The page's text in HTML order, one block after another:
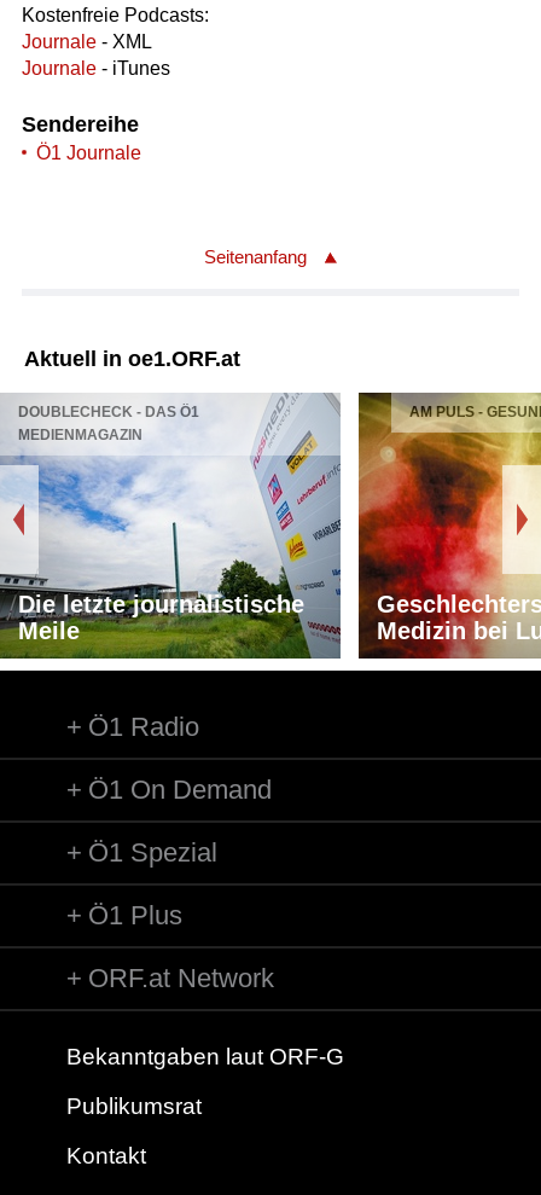
Kostenfreie Podcasts:
Journale- XML
Journale- iTunes
Sendereihe
Ö1 Journale
Seitenanfang
Aktuell in oe1.ORF.at
DOUBLECHECK - DAS Ö1
MEDIENMAGAZIN
Die letzte journalistische
Meile
AM PULS -
Medizin bei
Ö1 Radio
Ö1 On Demand
Ö1 Spezial
Ö1 Plus
ORF.at Network
Bekanntgaben laut ORF-G
Publikumsrat
Kontakt